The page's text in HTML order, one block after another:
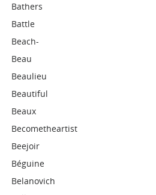
Bathers
Battle
Beach-
Beau
Beaulieu
Beautiful
Beaux
Becometheartist
Beejoir
Béguine
Belanovich